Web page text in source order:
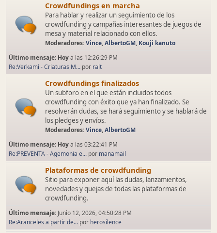
Crowdfundings en marcha
Para hablar y realizar un seguimiento de los
crowdfunding y campañas interesantes de juegos de
mesa y material relacionado con ellos.
Moderadores:Vince,AlbertoGM, Kouji kanuto
Último mensaje: Hoya las 12:26:29 PM
Re:Verkami - Criaturas M... por ralt
Crowdfundings finalizados
Un subforo en el que están incluidos todos
crowdfunding con éxito que ya han finalizado. Se
resolverán dudas, se hará seguimiento y se hablará de
los pledges y envíos.
Moderadores:Vince,AlbertoGM
Último mensaje: Hoya las 03:22:41 PM
Re:PREVENTA - Agemonia e... por manamail
Plataformas de crowdfunding
Sitio para exponer aquí las dudas, lanzamientos,
novedades y quejas de todas las plataformas de
crowdfunding.
Último mensaje: Junio 12, 2026, 04:50:28 PM
Re:Aranceles a partir de... por herosilence